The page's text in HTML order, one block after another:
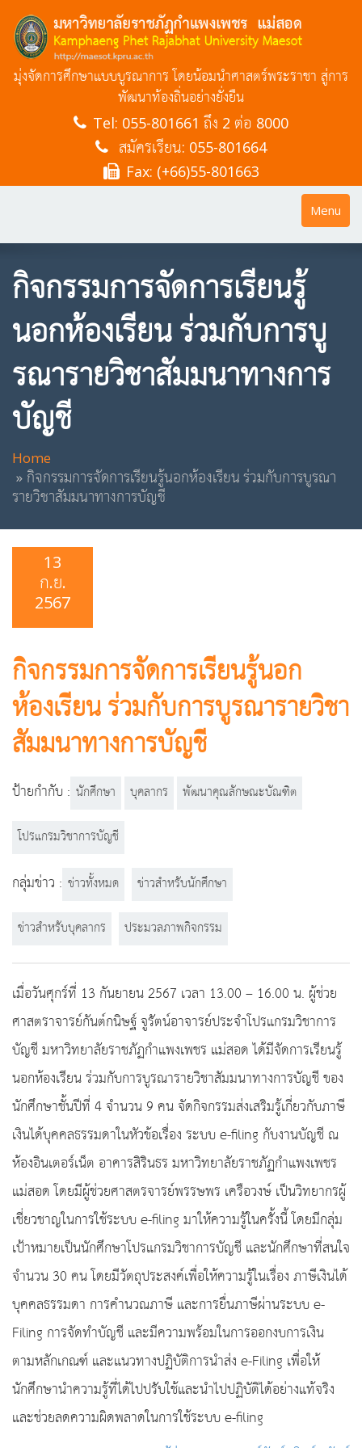
มุ่งจัดการศึกษาแบบบูรณาการ โดยน้อมนำศาสตร์พระราชา สู่การ
พัฒนาท้องถิ่นอย่างยั่งยืน
Tel: 055-801661 ถึง 2 ต่อ 8000
สมัครเรียน: 055-801664
Fax: (+66)55-801663
Toggle
Menu
กิจกรรมการจัดการเรียนรู้
นอกห้องเรียน ร่วมกับการบู
รณารายวิชาสัมมนาทางการ
บัญชี
Home
กิจกรรมการจัดการเรียนรู้นอกห้องเรียน ร่วมกับการบูรณา
รายวิชาสัมมนาทางการบัญชี
13
ก.ย.
2567
กิจกรรมการจัดการเรียนรู้นอก
ห้องเรียน ร่วมกับการบูรณารายวิชา
สัมมนาทางการบัญชี
ป้ายกำกับ : นักศึกษา บุคลากร
พัฒนาคุณลักษณะบัณฑิต
โปรแกรมวิชาการบัญชี
กลุ่มข่าว : ข่าวทั้งหมด
ข่าวสำหรับนักศึกษา
ข่าวสำหรับบุคลากร
ประมวลภาพกิจกรรม
เมื่อวันศุกร์ที่ 13 กันยายน 2567 เวลา 13.00 – 16.00 น. ผู้ช่วย
ศาสตราจารย์กันต์กนิษฐ์ จูรัตน์อาจารย์ประจำโปรแกรมวิชาการ
บัญชี มหาวิทยาลัยราชภัฏกำแพงเพชร แม่สอด ได้มีจัดการเรียนรู้
นอกห้องเรียน ร่วมกับการบูรณารายวิชาสัมมนาทางการบัญชี ของ
นักศึกษาชั้นปีที่ 4 จำนวน 9 คน จัดกิจกรรมส่งเสริมรู้เกี่ยวกับภาษี
เงินได้บุคคลธรรมดาในหัวข้อเรื่อง ระบบ e-filing กับงานบัญชี ณ
ห้องอินเตอร์เน็ต อาคารสิรินธร มหาวิทยาลัยราชภัฏกำแพงเพชร
แม่สอด โดยมีผู้ช่วยศาสตรจารย์พรรษพร เครือวงษ์ เป็นวิทยากรผู้
เชี่ยวชาญในการใช้ระบบ e-filing มาให้ความรู้ในครั้งนี้ โดยมีกลุ่ม
เป้าหมายเป็นนักศึกษาโปรแกรมวิชาการบัญชี และนักศึกษาที่สนใจ
จำนวน 30 คน โดยมีวัตถุประสงค์เพื่อให้ความรู้ในเรื่อง ภาษีเงินได้
บุคคลธรรมดา การคำนวณภาษี และการยื่นภาษีผ่านระบบ e-
Filing การจัดทำบัญชี และมีความพร้อมในการออกงบการเงิน
ตามหลักเกณฑ์ และแนวทางปฏิบัติการนำส่ง e-Filing เพื่อให้
นักศึกษานำความรู้ที่ได้ไปปรับใช้และนำไปปฏิบัติได้อย่างแท้จริง
และช่วยลดความผิดพลาดในการใช้ระบบ e-filing